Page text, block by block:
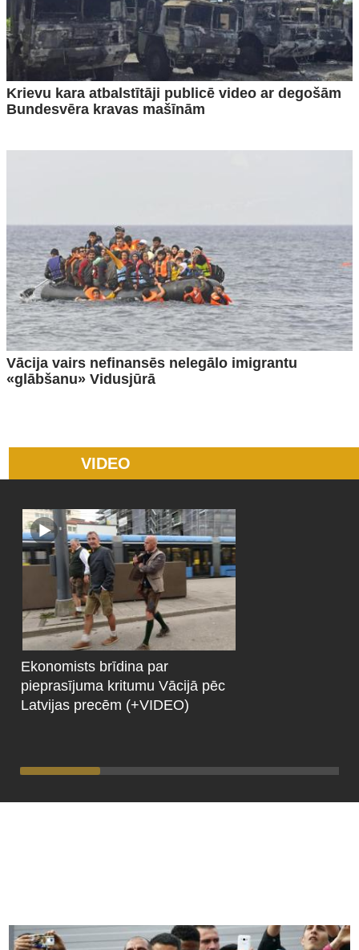
Krievu kara atbalstītāji publicē video ar degošām
Bundesvēra kravas mašīnām
Vācija vairs nefinansēs nelegālo imigrantu
«glābšanu» Vidusjūrā
VIDEO
Ekonomists brīdina par
pieprasījuma kritumu Vācijā pēc
Latvijas precēm (+VIDEO)